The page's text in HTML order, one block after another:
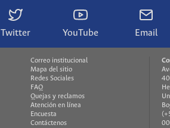
Twitter YouTube Email
Correo institucional
Mapa del sitio
Redes Sociales
FAQ
Quejas y reclamos
Atención en línea
Encuesta
Contáctenos